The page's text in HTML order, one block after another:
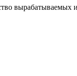
вырабатываемых